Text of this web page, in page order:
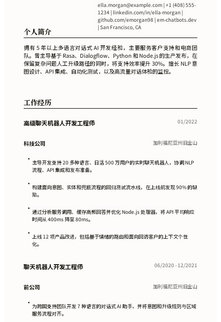
ella.morgan@example.com | +1 (408) 555-
1234 | linkedin.com/in/ella-morgan |
github.com/emorgan98 | em-chatbots.dev
| San Francisco, CA
个人简介
拥有 5 年以上多语言对话式 AI 开发经验，主要服务客户支持和电商团
队。曾主导基于 Rasa、Dialogflow、Python 和 Node.js 的生产发布，在
保留复杂问题人工升级路径的同时，将支持效率提升 30%。擅长 NLP 意
图设计、API 集成、自动化测试，以及高流量对话体验的监控。
工作经历
高级聊天机器人开发工程师 01/2022
科技公司 加利福尼亚州旧金山
• 主导开发支持 20 多种语言、日活 500 万用户的实时聊天机器人，协调 NLP
流程、API 集成和发布准备。
• 构建面向意图、实体和兜底流程的回归测试流水线，在上线前发现 90% 的缺
陷。
• 通过分析服务调用、缓存高频回答并优化 Node.js 处理器，将 API 平均响应
时间从 400ms 降至 80ms。
• 上线 12 项产品改进，包括基于情绪的路由和面向回访客户的上下文个性
化。
聊天机器人开发工程师 06/2020 - 12/2021
前公司 加利福尼亚州旧金山
• 为跨国支持团队开发 7 种语言的对话式 AI 助手，并将意图和升级规则与区域
服务流程对齐。